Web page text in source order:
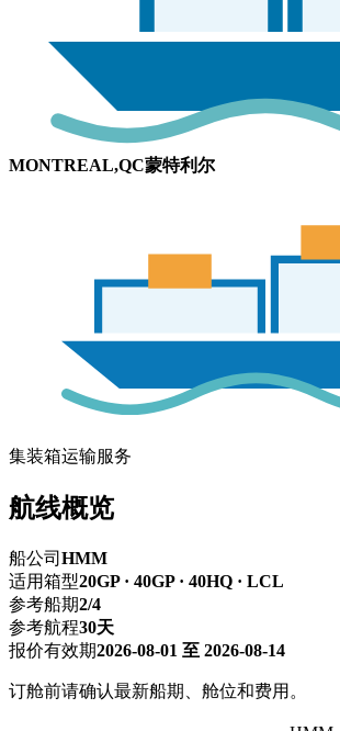
MONTREAL,QC蒙特利尔
集装箱运输服务
航线概览
船公司 HMM
适用箱型20GP · 40GP · 40HQ · LCL
参考船期2/4
参考航程30天
报价有效期2026-08-01 至 2026-08-14
订舱前请确认最新船期、舱位和费用。